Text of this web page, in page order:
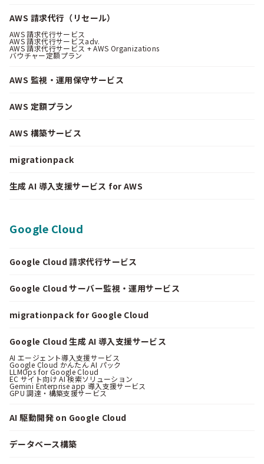
AWS 請求代行（リセール）
AWS 請求代行サービス
AWS 請求代行サービスadv.
AWS 請求代行サービス + AWS Organizations
バウチャー定額プラン
AWS 監視・運用保守サービス
AWS 定額プラン
AWS 構築サービス
migrationpack
生成 AI 導入支援サービス for AWS
Google Cloud
Google Cloud 請求代行サービス
Google Cloud サーバー監視・運用サービス
migrationpack for Google Cloud
Google Cloud 生成 AI 導入支援サービス
AI エージェント導入支援サービス
Google Cloud かんたん AI パック
LLMOps for Google Cloud
EC サイト向け AI 検索ソリューション
Gemini Enterprise app 導入支援サービス
GPU 調達・構築支援サービス
AI 駆動開発 on Google Cloud
データベース構築